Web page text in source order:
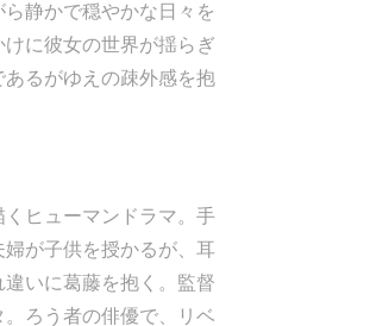
静かで穏やかな日々を
に彼女の世界が揺らぎ
るがゆえの疎外感を抱
ヒューマンドラマ。手
が子供を授かるが、耳
いに葛藤を抱く。監督
ろう者の俳優で、リベ